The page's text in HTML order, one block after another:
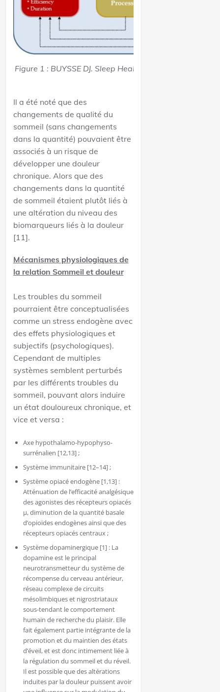
Figure 1 : BUYSSE DJ. Sleep Health: Can We Define It?
Il a été noté que des
changements de qualité du
sommeil (sans changements
dans la quantité) pouvaient être
associés à un risque de
développer une douleur
chronique. Alors que des
changements dans la quantité
de sommeil étaient plutôt liés à
une altération du niveau des
biomarqueurs liés à la douleur
[11].
Mécanismes physiologiques de
la relation Sommeil et douleur
Les troubles du sommeil
pourraient être conceptualisées
comme un stress endogène avec
des effets physiologiques et
subjectifs (psychologiques).
Cependant de multiples
systèmes semblent perturbés
par les différents troubles du
sommeil, pouvant alors induire
un état douloureux chronique, et
vice et versa :
Axe hypothalamo-hypophyso-
surrénalien [12,13] ;
Système immunitaire [12–14] ;
Système opiacé endogène [1,13] :
Atténuation de l’efficacité analgésique
des agonistes des récepteurs opiacés
µ, diminution de la quantité basale
d’opioïdes endogènes ainsi que des
récepteurs opiacés centraux ;
Système dopaminergique [1] : La
dopamine est le principal
neurotransmetteur du système de
récompense du cerveau antérieur,
réseau complexe de circuits
mésolimbiques et nigrostriataux
sous-tendant le comportement
humain de recherche du plaisir. Elle
fait également partie intégrante de la
promotion et du maintien des états
d’éveil, et est donc intimement liée à
la régulation du sommeil et du réveil.
Il est possible que des altérations
induites par la douleur puissent avoir